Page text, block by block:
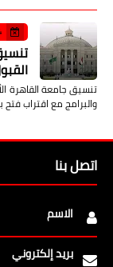
والبرامج مع اقتراب فتح
اتصل بنا
الاسم
بريد إلكتروني